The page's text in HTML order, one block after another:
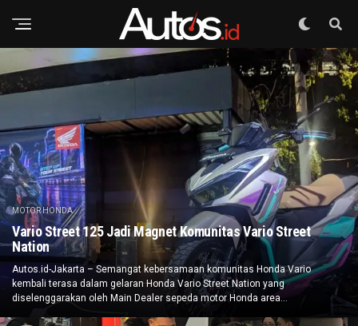
MOTOR HONDA
Vario Street 125 Jadi Magnet Komunitas Vario Street
Nation
Autos.id-Jakarta – Semangat kebersamaan komunitas Honda Vario
kembali terasa dalam gelaran Honda Vario Street Nation yang
diselenggarakan oleh Main Dealer sepeda motor Honda area...